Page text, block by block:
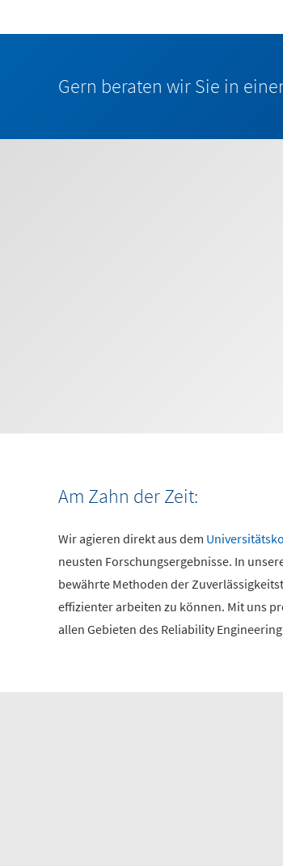
Gern beraten wir Sie in
Am Zahn der Zeit:
Wir agieren direkt aus dem
neusten Forschungsergebnisse. In
bewährte Methoden der
effizienter arbeiten zu können. Mit uns
allen Gebieten des Reliability